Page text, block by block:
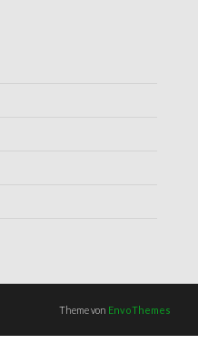
Theme von EnvoThemes